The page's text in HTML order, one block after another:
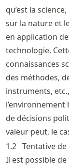
qu’est la
sur la nature et
en application
technologie.
connaissances
des méthodes,
instruments,
de décisions
valeur peut, le
1.2 Tentative
Il est possible